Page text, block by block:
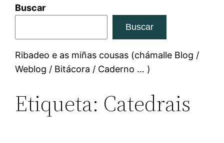
Buscar
Buscar
Ribadeo e as miñas cousas (chámalle Blog /
Weblog / Bitácora / Caderno … )
Etiqueta: Catedrais